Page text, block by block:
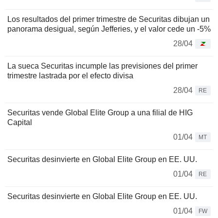
Los resultados del primer trimestre de Securitas dibujan un
panorama desigual, según Jefferies, y el valor cede un -5%
28/04
La sueca Securitas incumple las previsiones del primer
trimestre lastrada por el efecto divisa
28/04
RE
Securitas vende Global Elite Group a una filial de HIG
Capital
01/04
MT
Securitas desinvierte en Global Elite Group en EE. UU.
01/04
RE
Securitas desinvierte en Global Elite Group en EE. UU.
01/04
FW